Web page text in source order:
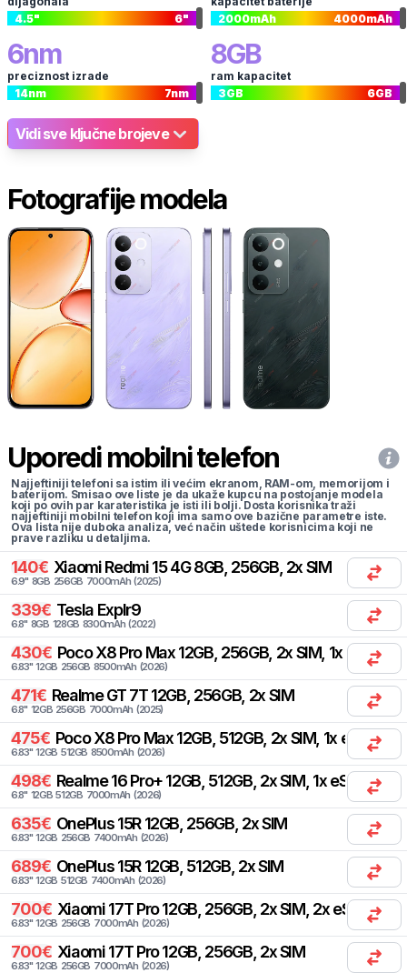
4.5" 6"
2000mAh 4000mAh
6nm
preciznost izrade
14nm 7nm
8GB
ram kapacitet
3GB 6GB
Vidi sve ključne brojeve
Fotografije modela
Uporedi mobilni telefon
Najjeftiniji telefoni sa istim ili većim ekranom, RAM-om, memorijom i
baterijom. Smisao ove liste je da ukaže kupcu na postojanje modela
koji po ovih par karateristika je isti ili bolji. Dosta korisnika traži
najjeftiniji mobilni telefon koji ima samo ove bazične parametre iste.
Ova lista nije duboka analiza, već način uštede korisnicima koji ne
prave razliku u detaljima.
140€ Xiaomi Redmi 15 4G 8GB, 256GB, 2x SIM
6.9" 8GB 256GB 7000mAh (2025)
339€ Tesla Explr9
6.8" 8GB 128GB 8300mAh (2022)
430€ Poco X8 Pro Max 12GB, 256GB, 2x SIM, 1x eSIM
6.83" 12GB 256GB 8500mAh (2026)
471€ Realme GT 7T 12GB, 256GB, 2x SIM
6.8" 12GB 256GB 7000mAh (2025)
475€ Poco X8 Pro Max 12GB, 512GB, 2x SIM, 1x eSIM
6.83" 12GB 512GB 8500mAh (2026)
498€ Realme 16 Pro+ 12GB, 512GB, 2x SIM, 1x eSIM
6.8" 12GB 512GB 7000mAh (2026)
635€ OnePlus 15R 12GB, 256GB, 2x SIM
6.83" 12GB 256GB 7400mAh (2026)
689€ OnePlus 15R 12GB, 512GB, 2x SIM
6.83" 12GB 512GB 7400mAh (2026)
700€ Xiaomi 17T Pro 12GB, 256GB, 2x SIM, 2x eSIM
6.83" 12GB 256GB 7000mAh (2026)
700€ Xiaomi 17T Pro 12GB, 256GB, 2x SIM
6.83" 12GB 256GB 7000mAh (2026)